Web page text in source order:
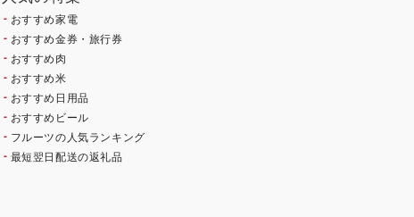
おすすめ家電
おすすめ金券・旅行券
おすすめ肉
おすすめ米
おすすめ日用品
おすすめビール
フルーツの人気ランキング
最短翌日配送の返礼品